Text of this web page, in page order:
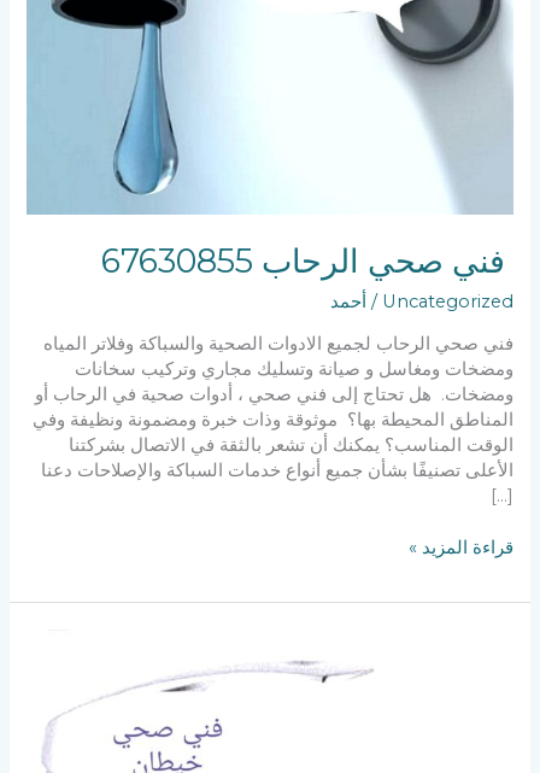
فني صحي الرحاب 67630855
Uncategorized
/ أحمد
فني صحي الرحاب لجميع الادوات الصحية والسباكة وفلاتر المياه
ومضخات ومغاسل و صيانة وتسليك مجاري وتركيب سخانات
ومضخات. هل تحتاج إلى فني صحي ، أدوات صحية في الرحاب أو
المناطق المحيطة بها؟ موثوقة وذات خبرة ومضمونة ونظيفة وفي
الوقت المناسب؟ يمكنك أن تشعر بالثقة في الاتصال بشركتنا
الأعلى تصنيفًا بشأن جميع أنواع خدمات السباكة والإصلاحات دعنا
[…]
قراءة المزيد »